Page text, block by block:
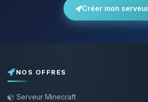
Créer mon
NOS OFFRES
Serveur Minecraft